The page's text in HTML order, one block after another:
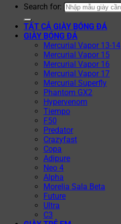
Search for:
TẤT CẢ GIÀY BÓNG ĐÁ
GIÀY BÓNG ĐÁ
Mercurial Vapor 13-14
Mercurial Vapor 15
Mercurial Vapor 16
Mercurial Vapor 17
Mercurial Superfly
Phantom GX2
Hypervenom
Tiempo
F50
Predator
Crazyfast
Copa
Adipure
Neo 4
Alpha
Morelia Sala Beta
Future
Ultra
C3